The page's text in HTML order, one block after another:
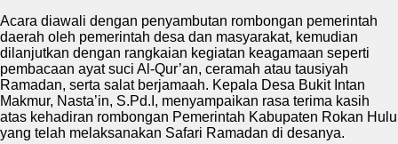
Acara diawali dengan penyambutan rombongan pemerintah
daerah oleh pemerintah desa dan masyarakat, kemudian
dilanjutkan dengan rangkaian kegiatan keagamaan seperti
pembacaan ayat suci Al-Qur’an, ceramah atau tausiyah
Ramadan, serta salat berjamaah. Kepala Desa Bukit Intan
Makmur, Nasta’in, S.Pd.I, menyampaikan rasa terima kasih
atas kehadiran rombongan Pemerintah Kabupaten Rokan Hulu
yang telah melaksanakan Safari Ramadan di desanya.